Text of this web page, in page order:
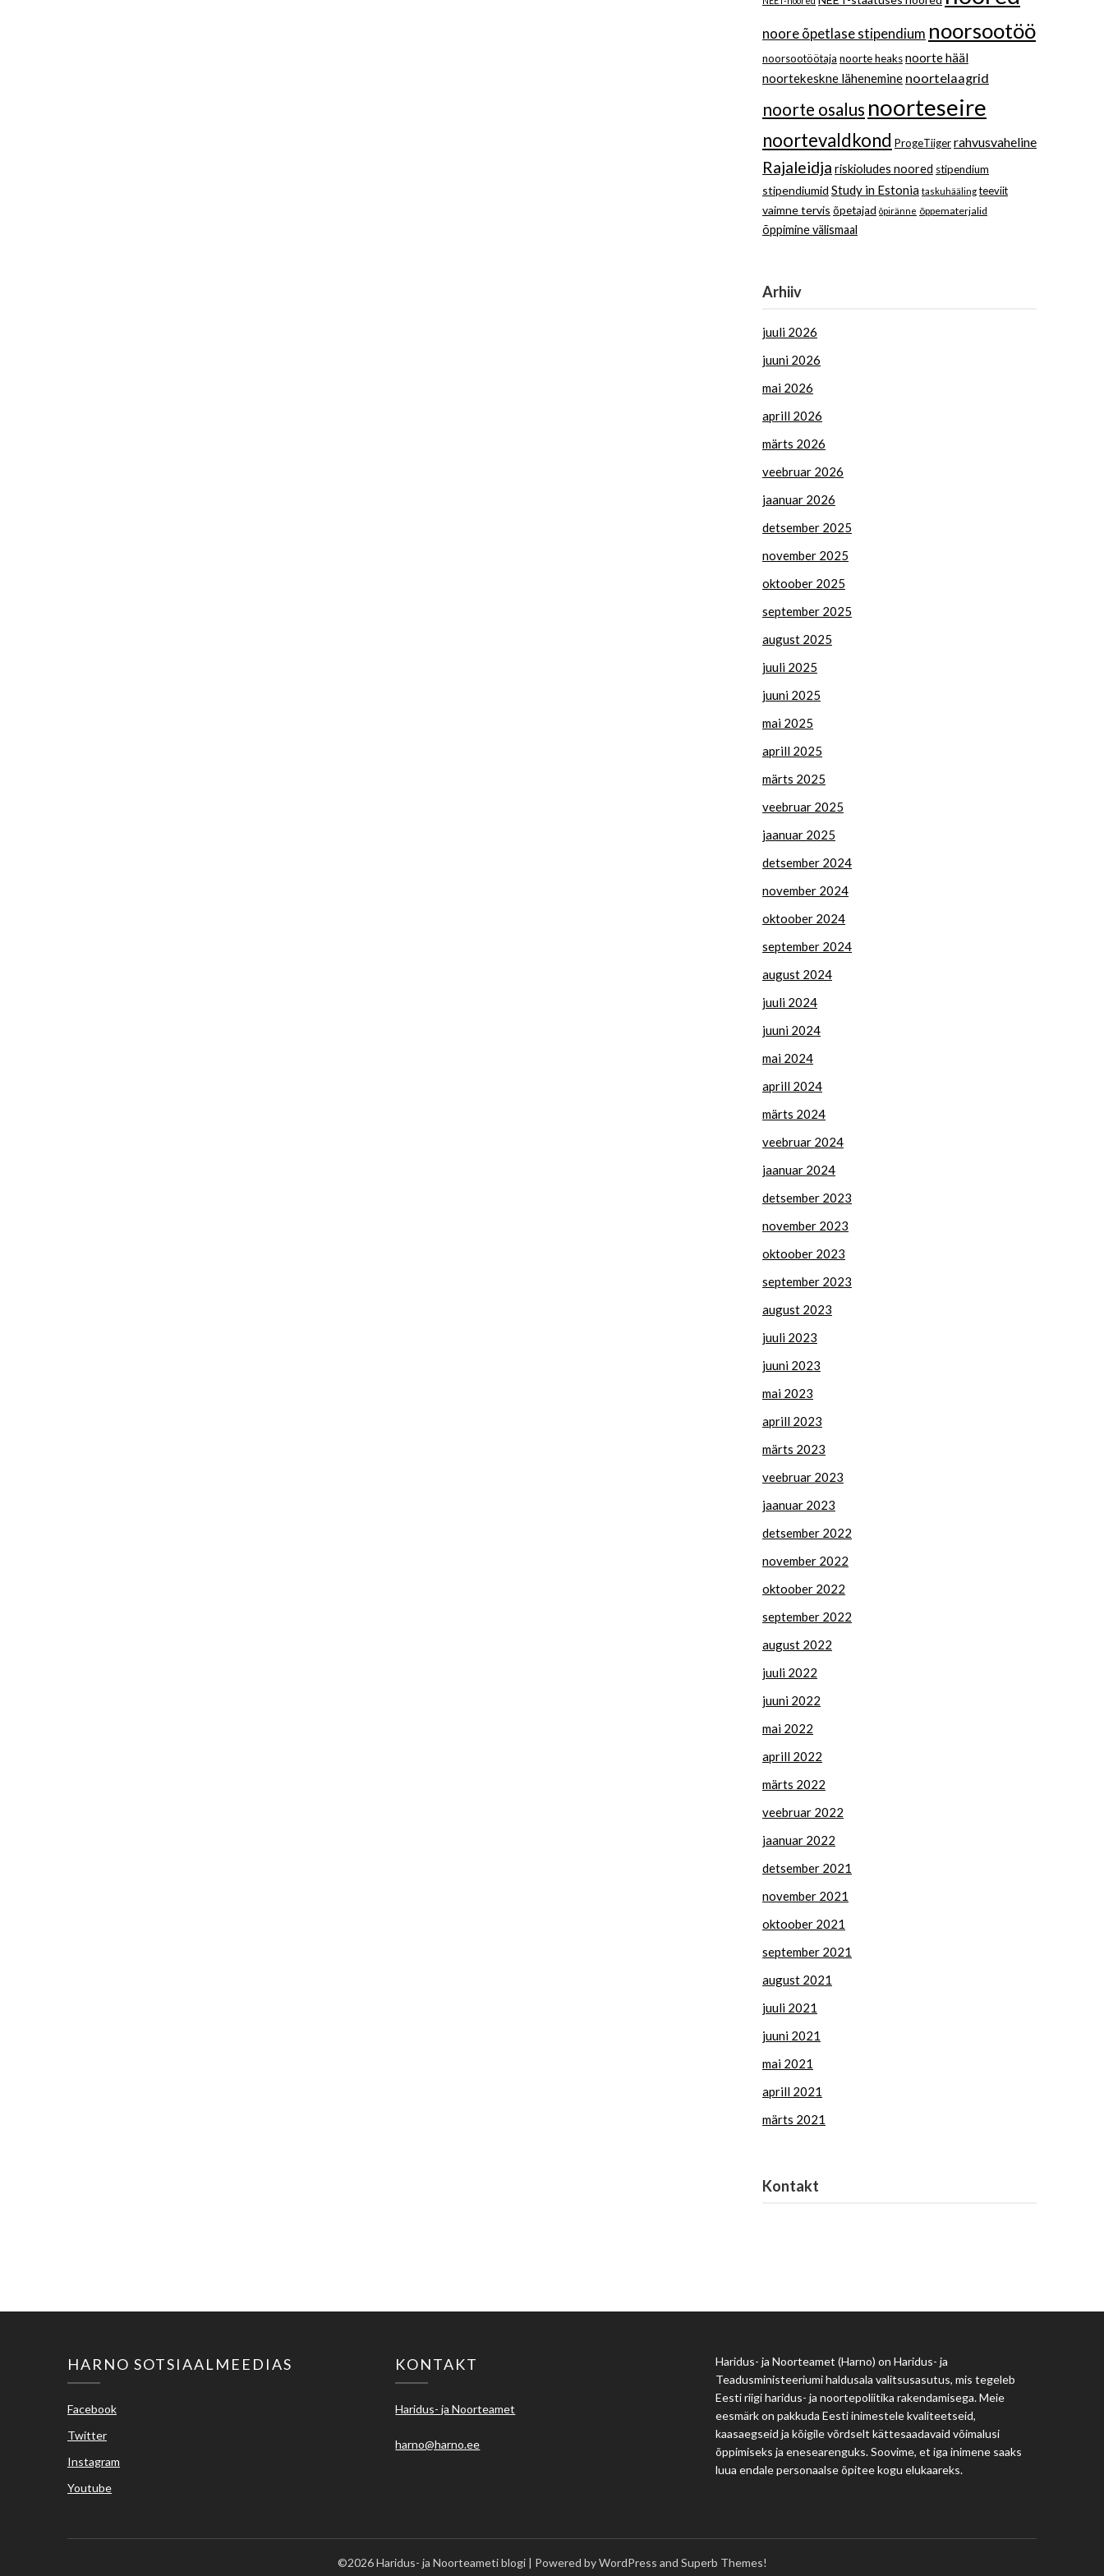
noore õpetlase stipendium noorsootöö
noorsootöötaja noorte heaksnoorte hääl
noortekeskne lähenemine noortelaagrid
noorte osalus noorteseire
noortevaldkond ProgeTiigerrahvusvaheline
Rajaleidja riskioludes noored stipendium
stipendiumid Study in Estonia taskuhääling teeviit
vaimne tervis õpetajad õpiränne õppematerjalid
õppimine välismaal
Arhiiv
juuli 2026
juuni 2026
mai 2026
aprill 2026
märts 2026
veebruar 2026
jaanuar 2026
detsember 2025
november 2025
oktoober 2025
september 2025
august 2025
juuli 2025
juuni 2025
mai 2025
aprill 2025
märts 2025
veebruar 2025
jaanuar 2025
detsember 2024
november 2024
oktoober 2024
september 2024
august 2024
juuli 2024
juuni 2024
mai 2024
aprill 2024
märts 2024
veebruar 2024
jaanuar 2024
detsember 2023
november 2023
oktoober 2023
september 2023
august 2023
juuli 2023
juuni 2023
mai 2023
aprill 2023
märts 2023
veebruar 2023
jaanuar 2023
detsember 2022
november 2022
oktoober 2022
september 2022
august 2022
juuli 2022
juuni 2022
mai 2022
aprill 2022
märts 2022
veebruar 2022
jaanuar 2022
detsember 2021
november 2021
oktoober 2021
september 2021
august 2021
juuli 2021
juuni 2021
mai 2021
aprill 2021
märts 2021
Kontakt
HARNO SOTSIAALMEEDIAS
Facebook
Twitter
Instagram
Youtube
KONTAKT
Haridus- ja Noorteamet
harno@harno.ee
Haridus- ja Noorteamet (Harno) on Haridus- ja
Teadusministeeriumi haldusala valitsusasutus, mis tegeleb
Eesti riigi haridus- ja noortepoliitika rakendamisega. Meie
eesmärk on pakkuda Eesti inimestele kvaliteetseid,
kaasaegseid ja kõigile võrdselt kättesaadavaid võimalusi
õppimiseks ja enesearenguks. Soovime, et iga inimene saaks
luua endale personaalse õpitee kogu elukaareks.
©2026 Haridus- ja Noorteameti blogi | Powered by WordPress and Superb Themes!